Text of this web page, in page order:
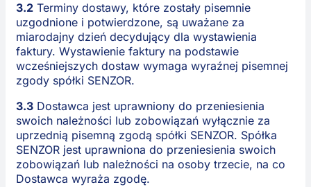
3.2Terminy dostawy, które zostały pisemnie
uzgodnione i potwierdzone, są uważane za
miarodajny dzień decydujący dla wystawienia
faktury. Wystawienie faktury na podstawie
wcześniejszych dostaw wymaga wyraźnej pisemnej
zgody spółki SENZOR.
3.3Dostawca jest uprawniony do przeniesienia
swoich należności lub zobowiązań wyłącznie za
uprzednią pisemną zgodą spółki SENZOR. Spółka
SENZOR jest uprawniona do przeniesienia swoich
zobowiązań lub należności na osoby trzecie, na co
Dostawca wyraża zgodę.